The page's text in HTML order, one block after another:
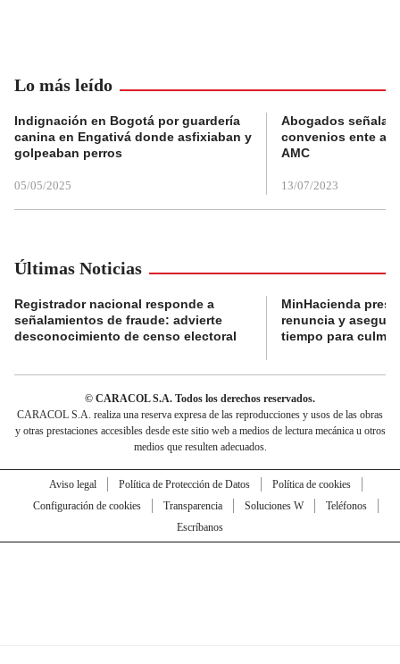
Lo más leído
Indignación en Bogotá por guardería
canina en Engativá donde asfixiaban y
golpeaban perros
05/05/2025
Abogados
convenios ente
AMC
13/07/2023
Últimas Noticias
Registrador nacional responde a
señalamientos de fraude: advierte
desconocimiento de censo electoral
MinHacienda
renuncia y
tiempo para
© CARACOL S.A. Todos los derechos reservados.
CARACOL S.A. realiza una reserva expresa de las reproducciones y usos de las obras
y otras prestaciones accesibles desde este sitio web a medios de lectura mecánica u otros
medios que resulten adecuados.
Aviso legal Política de Protección de Datos
Política de cookies
Configuración de cookies
Transparencia Soluciones W
Teléfonos
Escríbanos